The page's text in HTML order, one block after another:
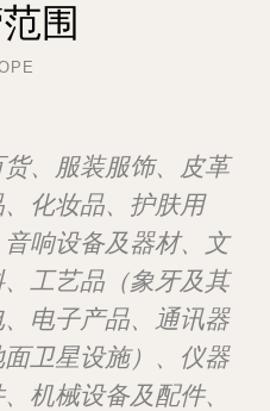
围
货、服装服饰、皮革
化妆品、护肤用
响设备及器材、文
工艺品（象牙及其
电子产品、通讯器
卫星设施）、仪器
机械设备及配件、